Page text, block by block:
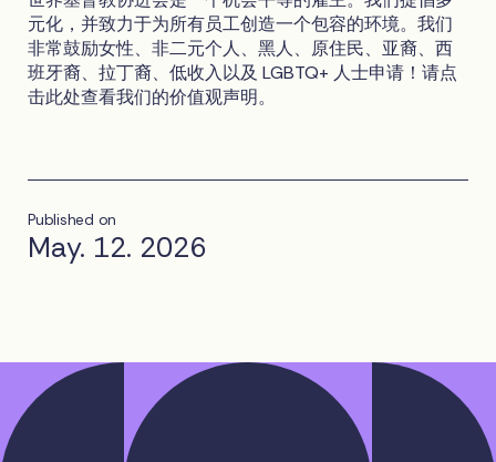
元化，并致力于为所有员工创造一个包容的环境。我们
非常鼓励女性、非二元个人、黑人、原住民、亚裔、西
班牙裔、拉丁裔、低收入以及 LGBTQ+ 人士申请！请点
击此处查看我们的价值观声明。
Published on
May. 12. 2026